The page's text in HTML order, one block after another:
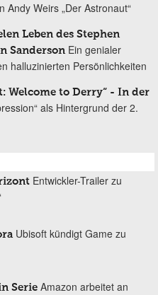
Andy Weirs „Der Astronaut“
Leben des Stephen
Sanderson Ein genialer
halluzinierten Persönlichkeiten
Welcome to Derry“ - In der
als Hintergrund der 2.
Entwickler-Trailer zu
Ubisoft kündigt Game zu
Serie Amazon arbeitet an